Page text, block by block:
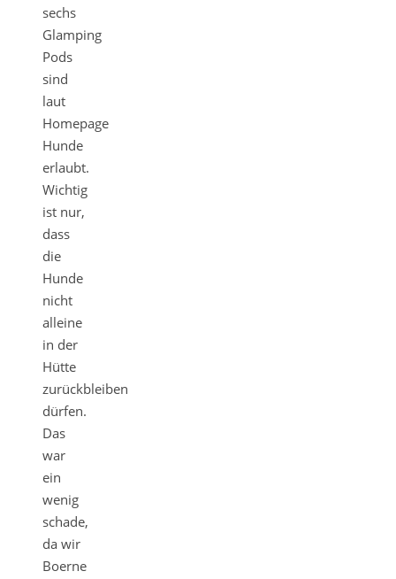
sechs
Glamping
Pods
sind
laut
Homepage
Hunde
erlaubt.
Wichtig
ist nur,
dass
die
Hunde
nicht
alleine
in der
Hütte
zurückbleiben
dürfen.
Das
war
ein
wenig
schade,
da wir
Boerne